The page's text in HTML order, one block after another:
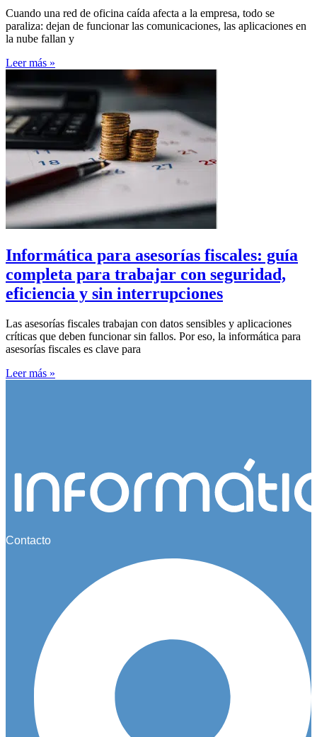
Cuando una red de oficina caída afecta a la empresa, todo se
paraliza: dejan de funcionar las comunicaciones, las aplicaciones en
la nube fallan y
Leer más »
Informática para asesorías fiscales: guía
completa para trabajar con seguridad,
eficiencia y sin interrupciones
Las asesorías fiscales trabajan con datos sensibles y aplicaciones
críticas que deben funcionar sin fallos. Por eso, la informática para
asesorías fiscales es clave para
Leer más »
Contacto